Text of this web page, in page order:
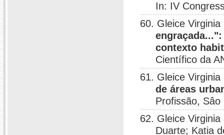
In: IV
60. Gleice
contexto
Científico da
61. Gleice
de áreas
Profissão,
62. Gleice
Duarte; Katia